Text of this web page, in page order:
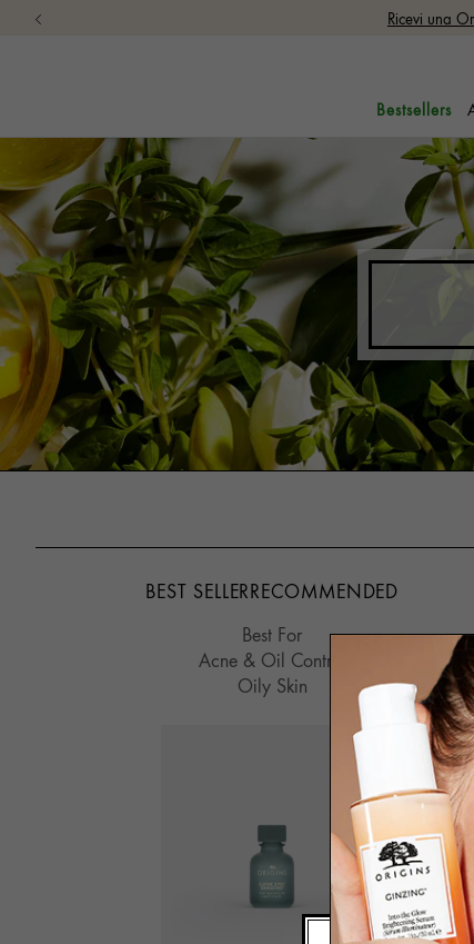
Ricevi una
Bestsellers
BEST SELLER RECOMMENDED
Best For
Acne & Oil Control
Oily Skin